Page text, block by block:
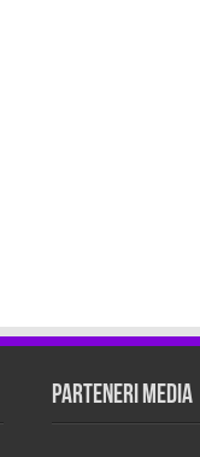
Parteneri Media